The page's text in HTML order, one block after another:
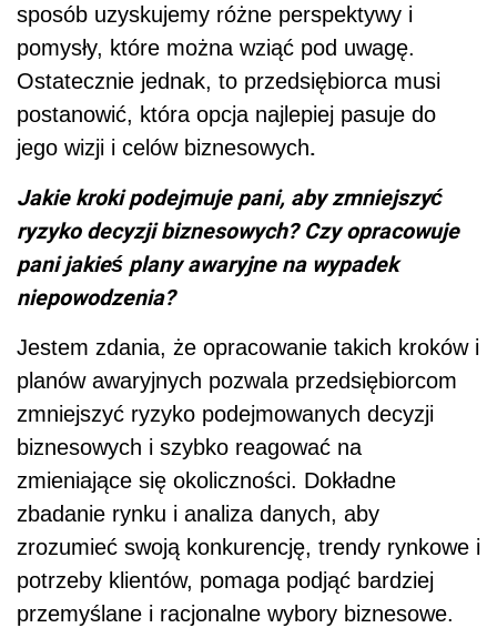
sposób uzyskujemy różne perspektywy i
pomysły, które można wziąć pod uwagę.
Ostatecznie jednak, to przedsiębiorca musi
postanowić, która opcja najlepiej pasuje do
jego wizji i celów biznesowych.
Jakie kroki podejmuje pani, aby zmniejszyć
ryzyko decyzji biznesowych? Czy opracowuje
pani jakieś plany awaryjne na wypadek
niepowodzenia?
Jestem zdania, że opracowanie takich kroków i
planów awaryjnych pozwala przedsiębiorcom
zmniejszyć ryzyko podejmowanych decyzji
biznesowych i szybko reagować na
zmieniające się okoliczności. Dokładne
zbadanie rynku i analiza danych, aby
zrozumieć swoją konkurencję, trendy rynkowe i
potrzeby klientów, pomaga podjąć bardziej
przemyślane i racjonalne wybory biznesowe.